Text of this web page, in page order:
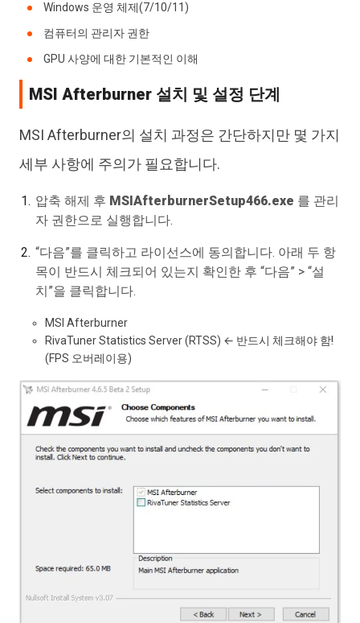
Windows 운영 체제(7/10/11)
컴퓨터의 관리자 권한
GPU 사양에 대한 기본적인 이해
MSI Afterburner 설치 및 설정 단계
MSI Afterburner의 설치 과정은 간단하지만 몇 가지
세부 사항에 주의가 필요합니다.
압축 해제 후 MSIAfterburnerSetup466.exe 를 관리
자 권한으로 실행합니다.
“다음”를 클릭하고 라이선스에 동의합니다. 아래 두 항
목이 반드시 체크되어 있는지 확인한 후 “다음” > “설
치”을 클릭합니다.
MSI Afterburner
RivaTuner Statistics Server (RTSS) ← 반드시 체크해야 함!
(FPS 오버레이용)